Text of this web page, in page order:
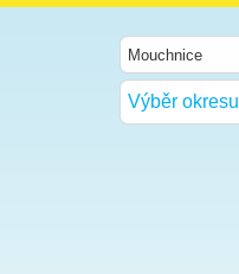
Výběr okresu